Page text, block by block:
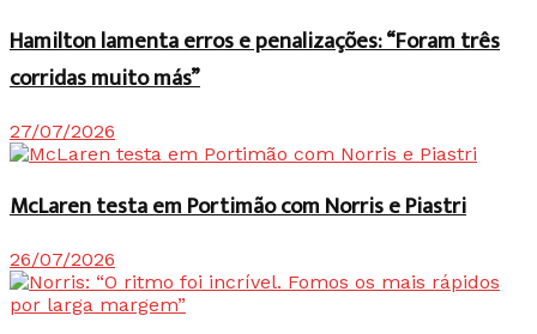
Hamilton lamenta erros e penalizações: “Foram três
corridas muito más”
27/07/2026
McLaren testa em Portimão com Norris e Piastri
26/07/2026